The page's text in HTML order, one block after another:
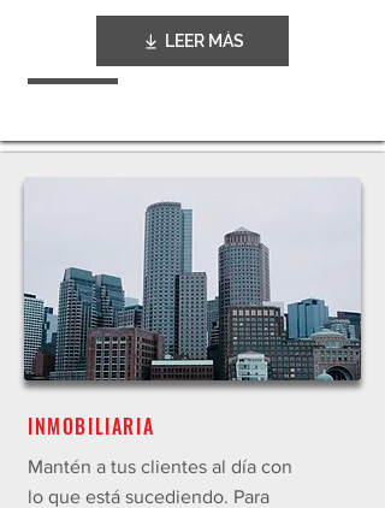
LEER MÁS
INMOBILIARIA
Mantén a tus clientes al día con
lo que está sucediendo. Para